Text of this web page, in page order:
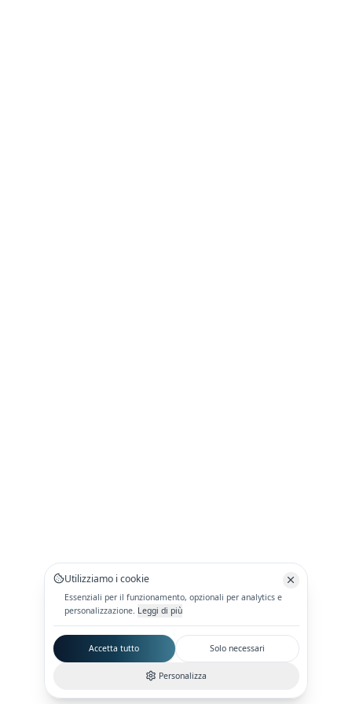
Utilizziamo i cookie
Essenziali per il funzionamento, opzionali per analytics e
personalizzazione. Leggi di più
Accetta tutto Solo necessari
Personalizza